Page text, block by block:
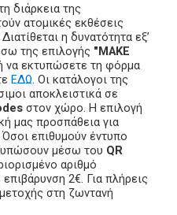
διάρκεια της
ατομικές εκθέσεις
η δυνατότητα εξ’
της επιλογής "MAKE
ή να εκτυπώσετε τη φόρμα
ΕΔΩ . Οι κατάλογοι της
αποκλειστικά σε
στον χώρο. Η επιλογή
μας προσπάθεια για
επιθυμούν έντυπο
μέσω του QR
αριθμό
2€. Για πλήρεις
στη ζωντανή